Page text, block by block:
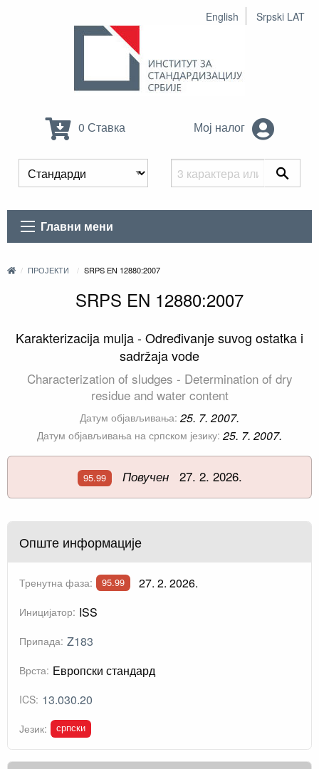
English Srpski LAT
0 Ставка Мој налог
Главни мени
ПРОЈЕКТИ SRPS EN 12880:2007
SRPS EN 12880:2007
Karakterizacija mulja - Određivanje suvog ostatka i
sadržaja vode
Characterization of sludges - Determination of dry
residue and water content
Датум објављивања: 25. 7. 2007.
Датум објављивања на српском језику: 25. 7. 2007.
95.99 Повучен27. 2. 2026.
Опште информације
Тренутна фаза: 95.99 27. 2. 2026.
Иницијатор: ISS
Припада: Z183
Врста: Европски стандард
ICS: 13.030.20
Језик: српски